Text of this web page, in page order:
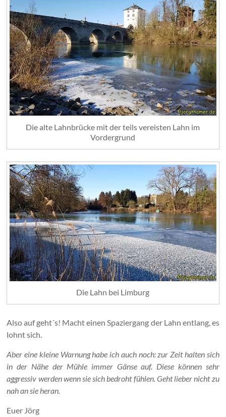
Die alte Lahnbrücke mit der teils vereisten Lahn im
Vordergrund
Die Lahn bei Limburg
Also auf geht´s! Macht einen Spaziergang der Lahn entlang, es
lohnt sich.
Aber eine kleine Warnung habe ich auch noch: zur Zeit halten sich
in der Nähe der Mühle immer Gänse auf. Diese können sehr
aggressiv werden wenn sie sich bedroht fühlen. Geht lieber nicht zu
nah an sie heran.
Euer Jörg